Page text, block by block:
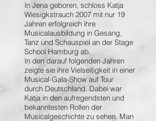
In Jena geboren, schloss Katja
Wiesigkstrauch 2007 mit nur 19
Jahren erfolgreich ihre
Musicalausbildung in Gesang,
Tanz und Schauspiel an der Stage
School Hamburg ab.
In den darauf folgenden Jahren
zeigte sie ihre Vielseitigkeit in einer
Musical-Gala-Show auf Tour
durch Deutschland. Dabei war
Katja in den aufregendsten und
bekanntesten Rollen der
Musicalgeschichte zu sehen. Man